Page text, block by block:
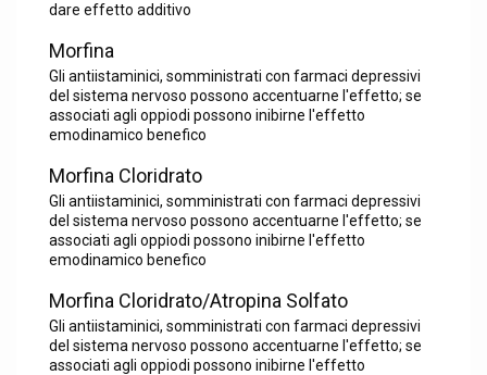
dare effetto additivo
Morfina
Gli antiistaminici, somministrati con farmaci depressivi
del sistema nervoso possono accentuarne l'effetto; se
associati agli oppiodi possono inibirne l'effetto
emodinamico benefico
Morfina Cloridrato
Gli antiistaminici, somministrati con farmaci depressivi
del sistema nervoso possono accentuarne l'effetto; se
associati agli oppiodi possono inibirne l'effetto
emodinamico benefico
Morfina Cloridrato/Atropina Solfato
Gli antiistaminici, somministrati con farmaci depressivi
del sistema nervoso possono accentuarne l'effetto; se
associati agli oppiodi possono inibirne l'effetto